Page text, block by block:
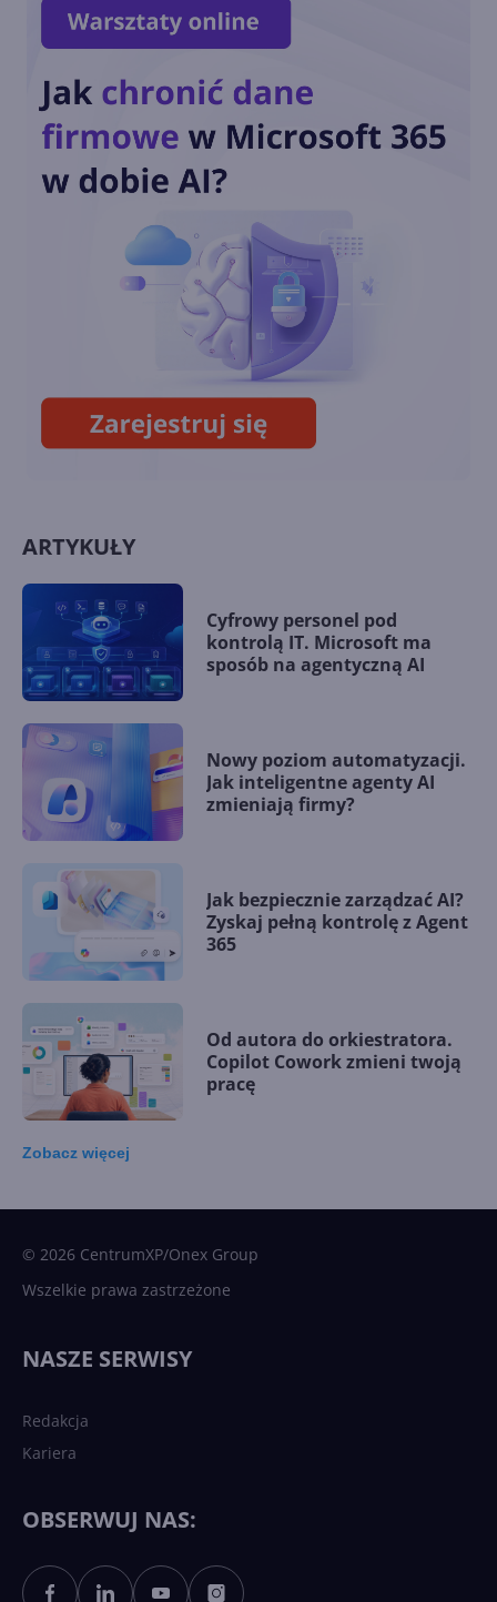
Lipcowa aktualizacja Copilota
w Excelu. Duże zmiany dzięki
GPT i Claude Opus
Anthropic Claude Opus 5.
możliwości w pracy w
Microsoft 365
Copilot wychodzi poza CRM.
Poznaj możliwości nowego
Service Agent
ARTYKUŁY
Cyfrowy personel pod
kontrolą IT. Microsoft ma
sposób na agentyczną AI
Nowy poziom automatyzacji.
Jak inteligentne agenty AI
zmieniają firmy?
Jak bezpiecznie zarządzać AI?
Zyskaj pełną kontrolę z Agent
365
Od autora do orkiestratora.
Copilot Cowork zmieni twoją
pracę
Zobacz więcej
© 2026 CentrumXP/Onex Group
Wszelkie prawa zastrzeżone
NASZE SERWISY
Redakcja
Kariera
OBSERWUJ NAS: